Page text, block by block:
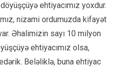
ehtiyacımız yoxdur.
nizami ordumuzda kifayət
Əhalimizin sayı 10 milyon
ehtiyacımız olsa,
Beləliklə, buna ehtiyac